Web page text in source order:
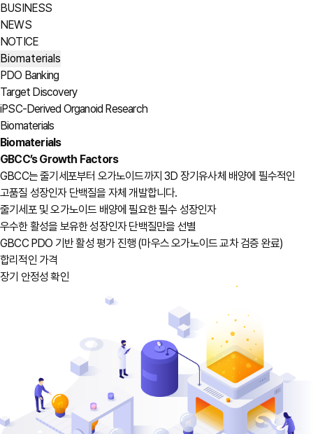
BUSINESS
NEWS
NOTICE
Biomaterials
PDO Banking
Target Discovery
iPSC-Derived Organoid Research
Biomaterials
Biomaterials
GBCC’s Growth Factors
GBCC는 줄기세포부터 오가노이드까지 3D 장기유사체 배양에 필수적인
고품질 성장인자 단백질을 자체 개발합니다.
줄기세포 및 오가노이드 배양에 필요한 필수 성장인자
우수한 활성을 보유한 성장인자 단백질만을 선별
GBCC PDO 기반 활성 평가 진행 (마우스 오가노이드 교차 검증 완료)
합리적인 가격
장기 안정성 확인